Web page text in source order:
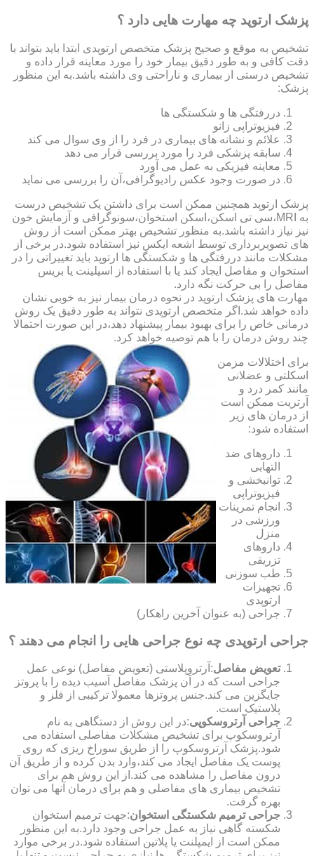
پزشک ارتوپد چه مهارت هایی دارد ؟
تشخیص به موقع و صحیح پزشک متخصص ارتوپدی ابتدا باید بتواند با
دقت کافی و به طور دقیق بیمار خود را مورد معاینه قرار داده و
تشخیص درستی از بیماری و ناراحتی وی داشته باشد.به این منظور
پزشک:
دررفتگی ها و شکستگی ها
فیزیوتراپی زانو
علائم و نشانه های بیماری در فرد را از وی سوال می کند
سابقه پزشکی فرد را مورد بررسی قرار می دهد
معاینه فیزیکی به عمل می آورد
در صورت وجود عکس رادیوگرافی،آن را بررسی می‎ نماید
پزشک ارتوپد همچنین ممکن است برای داشتن یک تشخیص درست
به MRI،سی تی اسکن،اسکن استخوان،سونوگرافی و آزمایش خون
نیز نیاز داشته باشد.به منظور تشخیص بهتر ممکن است از روش
های تصویربرداری توسط اشعه ایکس نیز استفاده شود.در برخی از
مشکلات مانند دررفتگی ها و شکستگی ها ارتوپد باید تغییراتی را در
استخوان و مفاصل ایجاد کند یا با استفاده از اسپلینت یا بریس
مفاصل را بی حرکت نگه دارد.
مهارت های پزشک ارتوپد در نحوه درمان بیمار نیز به خوبی نشان
داده خواهد شد.اگر متخصص ارتوپدی نتواند به طور دقیق یک روش
درمانی خاص را برای بهبود بیمار پیشنهاد دهد،در این صورت احتمالا
چند روش درمان را با هم توصیه خواهد کرد.
برای اختلالات مزمن
اسکلتی و عضلانی
مانند کمر درد و
آرتریت ممکن است
از درمان های زیر
استفاده شود:
داروهای ضد
التهابی
توانبخشی و
فیزیوتراپی
انجام تمرینات
ورزشی در
منزل
داروهای
تزریقی
طب سوزنی
تجهیزات
ارتوپدی
جراحی (به عنوان آخرین راهکار)
جراحی ارتوپدی چه نوع جراحی هایی را انجام می دهند ؟
تعویض مفاصل:آرتروپلاستی (تعویض مفاصل) نوعی عمل
جراحی است که در آن پزشک مفاصل آسیب دیده را با پروتز
جایگزین می کند.جنس پروتزها معمولا ترکیبی از فلز و
پلاستیک است.
جراحی آرتروسکوپی:در این روش از دستگاهی به نام
آرتروسکوپ برای تشخیص مشکلات مفاصلی استفاده می
شود.پزشک آرتروسکوپ را از طریق سوراخ ریزی که روی
پوست یک مفاصل ایجاد می کند،وارد بدن کرده و از طریق آن
درون مفاصل را مشاهده می کند.از این روش هم برای
تشخیص بیماری های مفاصلی و هم برای درمان آنها می توان
بهره گرفت.
جراحی ترمیم شکستگی استخوان:جهت ترمیم استخوان
شکسته گاهی نیاز به عمل جراحی وجود دارد.به این منظور
ممکن است از ایمپلنت یا پلاتین استفاده شود.در برخی موارد